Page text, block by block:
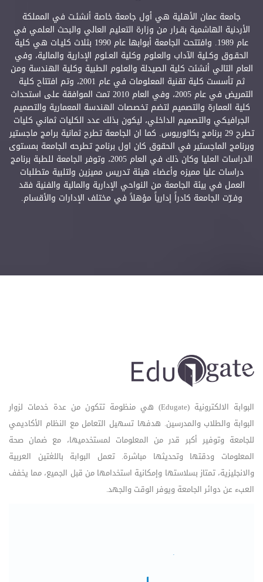
جامعة عمان الأهلية هي أول جامعة خاصة أنشئـت في المملكة
الأردنية الهاشمية بقـرار من وزارة التعليم العالي والبحث العلمي في
عام 1989. وافتتحت الجامعة أبوابها عام 1990 بثلاث كليـات هي كلية
الحقـوق وكـلية الآداب والعلوم وكلية العـلوم الإدارية والمالية، وفي
العام التالي أنشئت كلية الصيدلة والعلوم الطبية وكلية الهندسة ومن
ثم تأسست كلية تقنية المعلومات في عام 2001، وتم افتتاح كلية
التمريض في عام 2005، وفي العام 2010 تمت الموافقة على استحداث
كلية العمارة والتصميم لتضم تخصصات الهندسة المعمارية والتصميم
الجرافيكي والتصميم الداخلي، ليكون بذلك عدد الكليات ثماني كليات
تطرح 29 برنامج بكالوريوس. كما ان الجامعة تطرح ثمانية برامج ماجستير
وبرنامج الماجستير في الحقوق كان اول برنامج تطرحه الجامعة بمستوى
الدراسات العليا وكان ذلك في العام 2005، وتوفر الجامعة للطبة برنامج
دراسات عليا مميزه وأعضاء هيئة تدريس مميزين ولتلبية متطلبات
العمل في بيئة الجامعة من النواحي الإدارية والمالية والفنية فقد
وفـرّت الجامعة كادراً إدارياً مؤهلاً في مختلف الإدارات والأقسام.
البوابة الالكترونية (Edugate) هي منظومة تتكون من عدة خدمات لزوار
البوابة والطلاب والمدرسين. هدفها تسهيل التعامل مع النظام الأكاديمي
للجامعة وتوفير أكبر قدر من المعلومات لمستخدميها، مع ضمان صحة
المعلومات ودقتها وتحديثها مباشرة. تعمل البوابة باللغتين العربية
والانجليزية، تمتاز بسلاستها وإمكانية استخدامها من قبل الجميع، مما يخفف
العبء عن دوائر الجامعة ويوفر الوقت والجهد.